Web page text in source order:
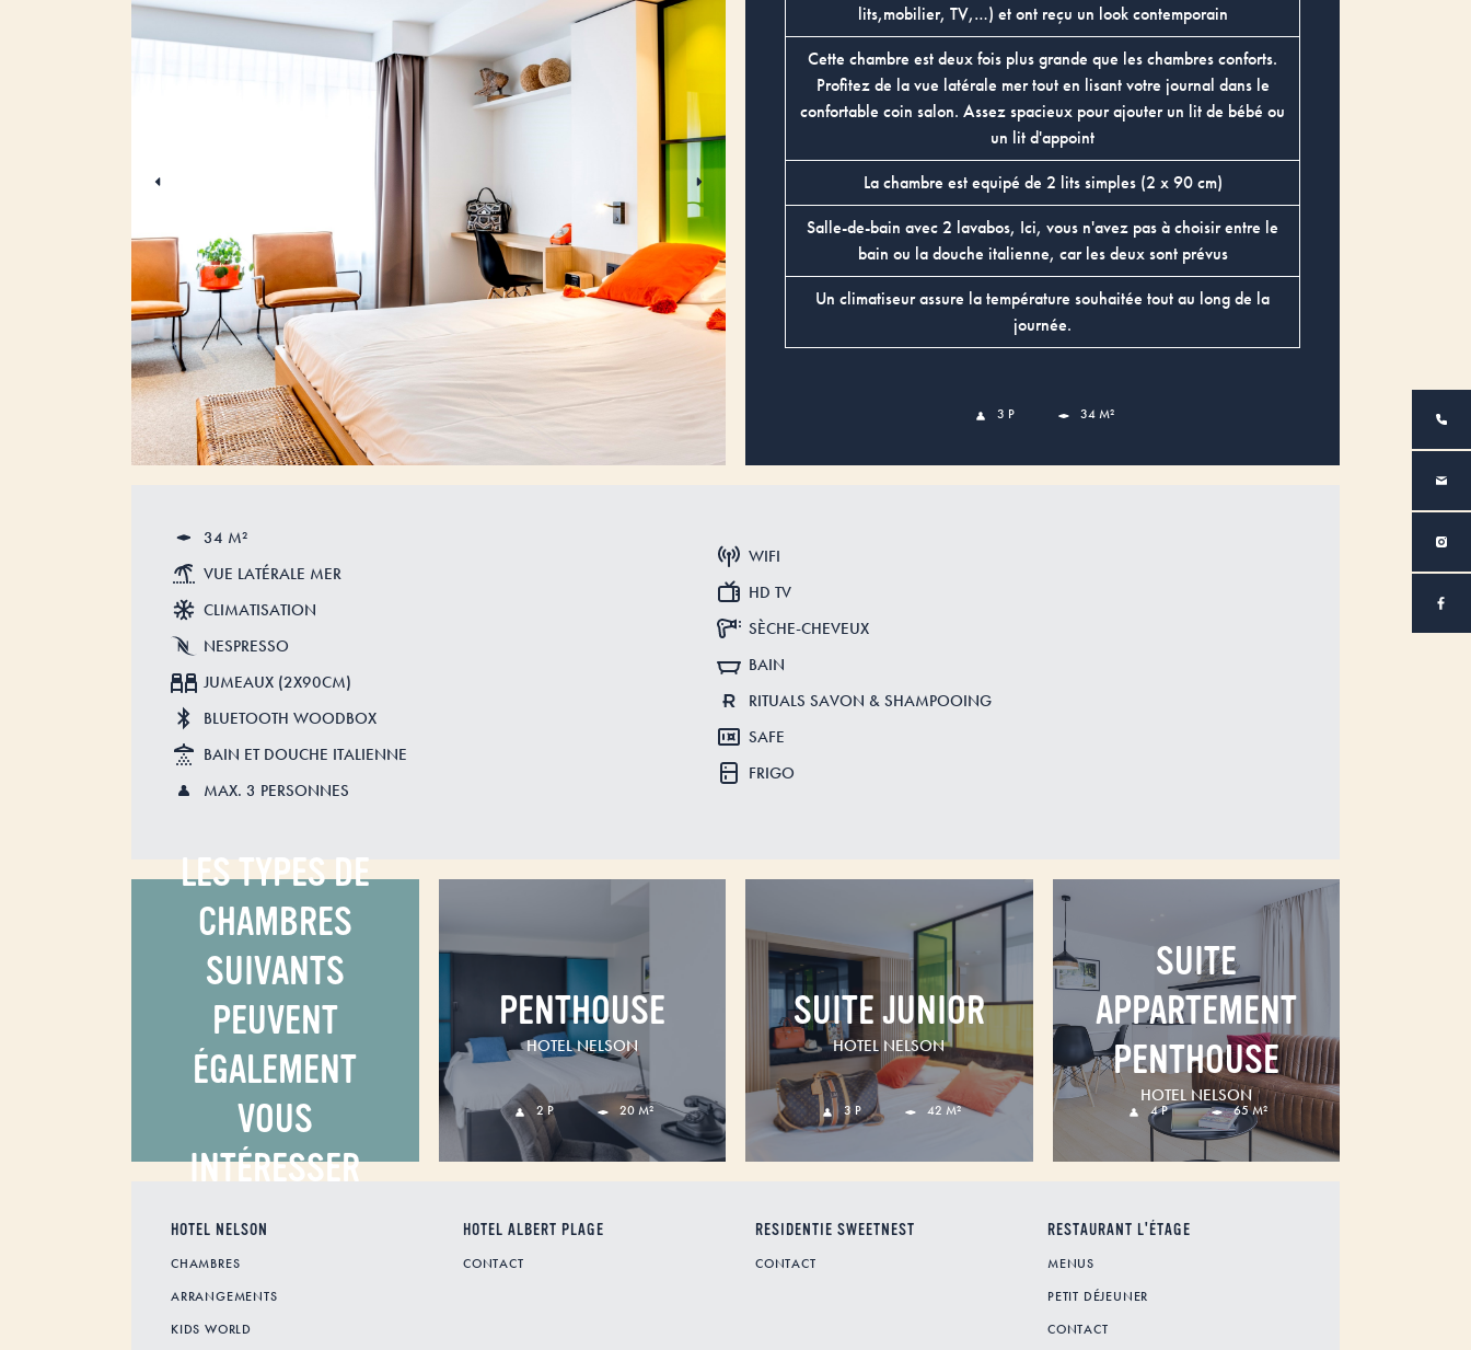
lits,mobilier, TV,…) et ont reçu un look contemporain
Cette chambre est deux fois plus grande que les chambres conforts.
Profitez de la vue latérale mer tout en lisant votre journal dans le
confortable coin salon. Assez spacieux pour ajouter un lit de bébé ou
un lit d'appoint
La chambre est equipé de 2 lits simples (2 x 90 cm)
Salle-de-bain avec 2 lavabos, Ici, vous n'avez pas à choisir entre le
bain ou la douche italienne, car les deux sont prévus
Un climatiseur assure la température souhaitée tout au long de la
journée.
3 P 34 M²
34 M²
VUE LATÉRALE MER
CLIMATISATION
NESPRESSO
JUMEAUX (2X90CM)
BLUETOOTH WOODBOX
BAIN ET DOUCHE ITALIENNE
MAX. 3 PERSONNES
WIFI
HD TV
SÈCHE-CHEVEUX
BAIN
RITUALS SAVON & SHAMPOOING
SAFE
FRIGO
LES TYPES DE
CHAMBRES
SUIVANTS
PEUVENT
ÉGALEMENT
VOUS
INTÉRESSER
PENTHOUSE
HOTEL NELSON
2 P 20 M²
SUITE JUNIOR
HOTEL NELSON
3 P 42 M²
SUITE
APPARTEMENT
PENTHOUSE
HOTEL NELSON
4 P 65 M²
HOTEL NELSON
CHAMBRES
ARRANGEMENTS
KIDS WORLD
HOTEL ALBERT PLAGE
CONTACT
RESIDENTIE SWEETNEST
CONTACT
RESTAURANT L'ÉTAGE
MENUS
PETIT DÉJEUNER
CONTACT